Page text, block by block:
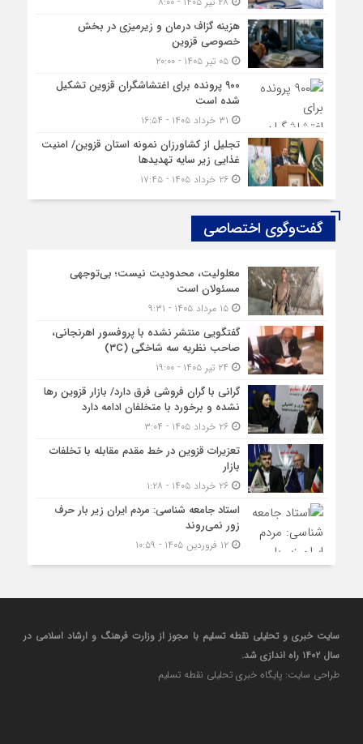
هزینه‌ گزاف درمان و زیرمیزی در بخش
خصوصی قزوین
۰۵ تیر ۱۴۰۵ - ۲۰:۰۰
۹۰۰ پرونده برای اغتشاشگران قزوین تشکیل
شده است
تجلیل از کشاورزان نمونه استان قزوین/ امنیت
غذایی زیر سایه تهدیدها
۲۶ خرداد ۱۴۰۵ - ۱۷:۴۵
گفت‌وگوی اختصاصی
معلولیت، محدودیت نیست؛ بی‌توجهی
مسئولان است
۱۵ مرداد ۱۴۰۵ - ۹:۳۱
گفتگویی منتشر نشده با پروفسور اهرنجانی،
صاحب نظریه سه‌ شاخگی (۳C)
گرانی با گران‌ فروشی فرق دارد/ بازار قزوین رها
نشده و برخورد با متخلفان ادامه دارد
۲۶ خرداد ۱۴۰۵ - ۳:۰۴
تعزیرات قزوین در خط مقدم مقابله با تخلفات
بازار
۲۶ خرداد ۱۴۰۵ - ۱:۲۸
استاد جامعه شناسی: مردم ایران زیر بار حرف
زور نمی‌روند
۱۲ فروردین ۱۴۰۵ - ۱۰:۵۹
سایت خبری و تحلیلی نقطه تسلیم با مجوز از وزارت فرهنگ و ارشاد اسلامی در
سال ۱۴۰۲ راه اندازی شد.
طراحی سایت: پایگاه خبری تحلیلی نقطه تسلیم